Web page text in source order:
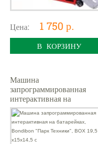
Цена: 1 750 р.
В КОРЗИНУ
Машина
запрограммированная
интерактивная на
батарейках, Bondibon
"Парк Техники", ВОХ 19,5
х15х14,5 с